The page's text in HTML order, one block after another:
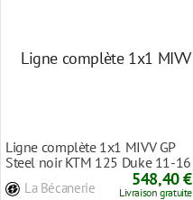
Ligne complète 1x1 MIVV GP
Steel noir KTM 125 Duke 11-16
La Bécanerie 548,40 €
Livraison gratuite